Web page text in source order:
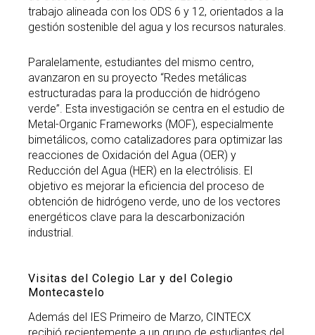
trabajo alineada con los ODS 6 y 12, orientados a la
gestión sostenible del agua y los recursos naturales.
Paralelamente, estudiantes del mismo centro,
avanzaron en su proyecto “Redes metálicas
estructuradas para la producción de hidrógeno
verde”. Esta investigación se centra en el estudio de
Metal-Organic Frameworks (MOF), especialmente
bimetálicos, como catalizadores para optimizar las
reacciones de Oxidación del Agua (OER) y
Reducción del Agua (HER) en la electrólisis. El
objetivo es mejorar la eficiencia del proceso de
obtención de hidrógeno verde, uno de los vectores
energéticos clave para la descarbonización
industrial.
Visitas del Colegio Lar y del Colegio
Montecastelo
Además del IES Primeiro de Marzo, CINTECX